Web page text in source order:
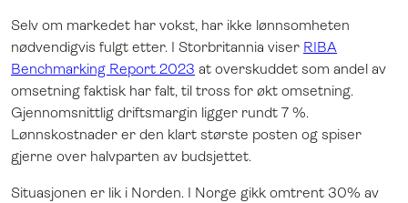
Selv om markedet har vokst, har ikke lønnsomheten
nødvendigvis fulgt etter. I Storbritannia viser RIBA
Benchmarking Report 2023 at overskuddet som andel av
omsetning faktisk har falt, til tross for økt omsetning.
Gjennomsnittlig driftsmargin ligger rundt 7 %.
Lønnskostnader er den klart største posten og spiser
gjerne over halvparten av budsjettet.
Situasjonen er lik i Norden. I Norge gikk omtrent 30% av